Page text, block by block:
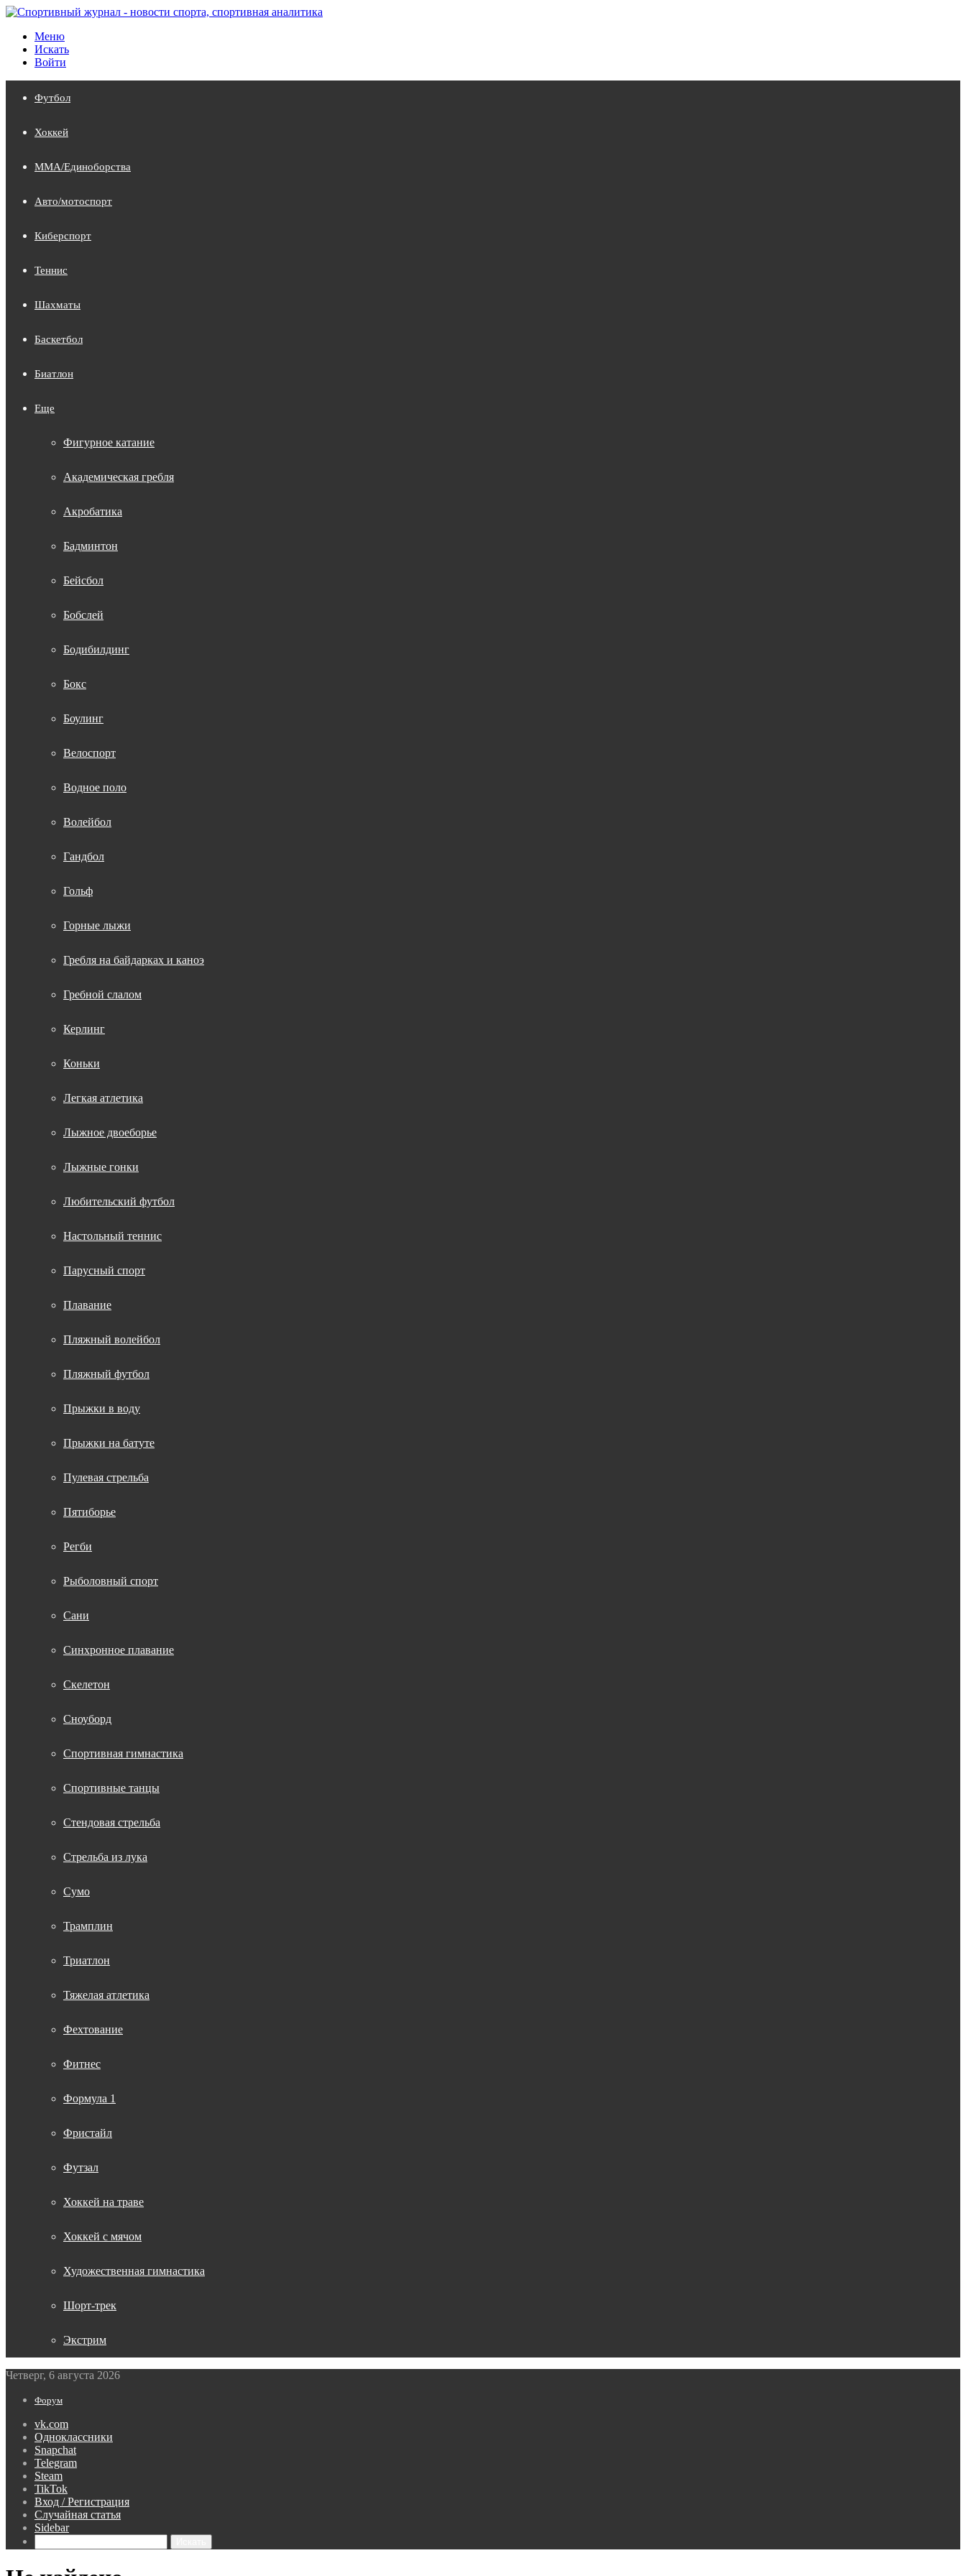
Меню
Искать
Войти
Футбол
Хоккей
MMA/Единоборства
Авто/мотоспорт
Киберспорт
Теннис
Шахматы
Баскетбол
Биатлон
Еще
Фигурное катание
Академическая гребля
Акробатика
Бадминтон
Бейсбол
Бобслей
Бодибилдинг
Бокс
Боулинг
Велоспорт
Водное поло
Волейбол
Гандбол
Гольф
Горные лыжи
Гребля на байдарках и каноэ
Гребной слалом
Керлинг
Коньки
Легкая атлетика
Лыжное двоеборье
Лыжные гонки
Любительский футбол
Настольный теннис
Парусный спорт
Плавание
Пляжный волейбол
Пляжный футбол
Прыжки в воду
Прыжки на батуте
Пулевая стрельба
Пятиборье
Регби
Рыболовный спорт
Сани
Синхронное плавание
Скелетон
Сноуборд
Спортивная гимнастика
Спортивные танцы
Стендовая стрельба
Стрельба из лука
Сумо
Трамплин
Триатлон
Тяжелая атлетика
Фехтование
Фитнес
Формула 1
Фристайл
Футзал
Хоккей на траве
Хоккей с мячом
Художественная гимнастика
Шорт-трек
Экстрим
Четверг, 6 августа 2026
Форум
vk.com
Одноклассники
Snapchat
Telegram
Steam
TikTok
Вход / Регистрация
Случайная статья
Sidebar